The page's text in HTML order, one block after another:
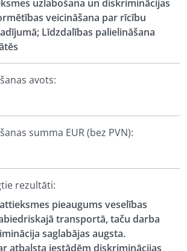
uzlabošana un diskriminācijas
veicināšana par rīcību
Līdzdalības palielināšana
avots:
summa EUR (bez PVN):
rezultāti:
pieaugums veselības
transportā, taču darba
saglabājas augsta.
atbalsta iestādēm diskriminācijas